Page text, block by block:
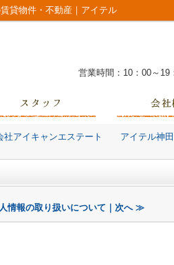
貸物件・不動産｜アイテル
営業時間：10：00～19
社アイキャンエステート アイテル神田
情報の取り扱いについて｜次へ ≫